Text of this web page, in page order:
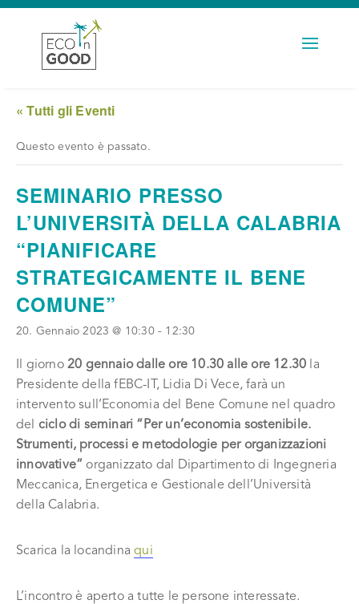
« Tutti gli Eventi
Questo evento è passato.
SEMINARIO PRESSO
L’UNIVERSITÀ DELLA CALABRIA
“PIANIFICARE
STRATEGICAMENTE IL BENE
COMUNE”
20. Gennaio 2023 @ 10:30- 12:30
Il giorno 20 gennaio dalle ore 10.30 alle ore 12.30 la
Presidente della fEBC-IT, Lidia Di Vece, farà un
intervento sull’Economia del Bene Comune nel quadro
del ciclo di seminari “Per un’economia sostenibile.
Strumenti, processi e metodologie per organizzazioni
innovative” organizzato dal Dipartimento di Ingegneria
Meccanica, Energetica e Gestionale dell’Università
della Calabria.
Scarica la locandinaqui
L’incontro è aperto a tutte le persone interessate.